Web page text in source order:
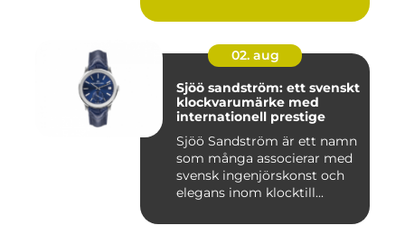
02. aug
Sjöö sandström: ett svenskt
klockvarumärke med
internationell prestige
Sjöö Sandström är ett namn
som många associerar med
svensk ingenjörskonst och
elegans inom klocktill...